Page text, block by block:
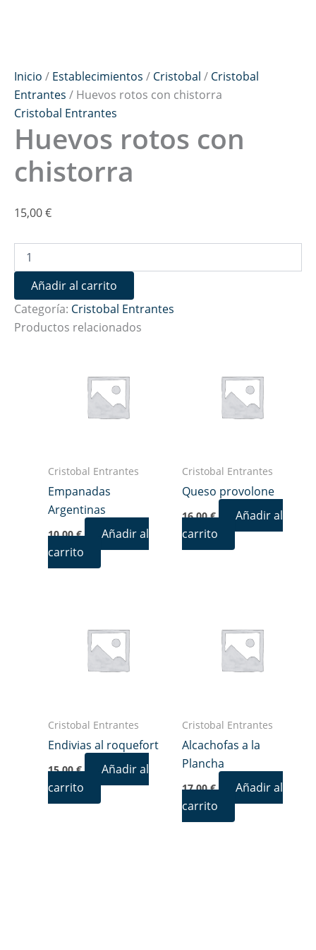
Inicio / Establecimientos / Cristobal / Cristobal
Entrantes / Huevos rotos con chistorra
Cristobal Entrantes
Huevos rotos con
chistorra
15,00€
Añadir al carrito
Categoría: Cristobal Entrantes
Productos relacionados
Cristobal Entrantes
Empanadas
Argentinas
10,00€
Añadir al
carrito
Cristobal Entrantes
Queso provolone
16,00€
Añadir al
carrito
Cristobal Entrantes
Endivias al roquefort
15,00€
Añadir al
carrito
Cristobal Entrantes
Alcachofas a la
Plancha
17,00€
Añadir al
carrito